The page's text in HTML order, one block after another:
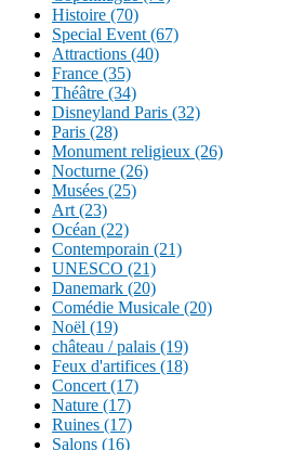
Histoire (70)
Special Event (67)
Attractions (40)
France (35)
Théâtre (34)
Disneyland Paris (32)
Paris (28)
Monument religieux (26)
Nocturne (26)
Musées (25)
Art (23)
Océan (22)
Contemporain (21)
UNESCO (21)
Danemark (20)
Comédie Musicale (20)
Noël (19)
château / palais (19)
Feux d'artifices (18)
Concert (17)
Nature (17)
Ruines (17)
Salons (16)